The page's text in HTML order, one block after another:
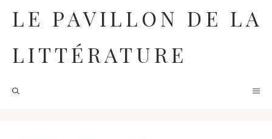
contenu
LE PAVILLON DE LA
LITTÉRATURE